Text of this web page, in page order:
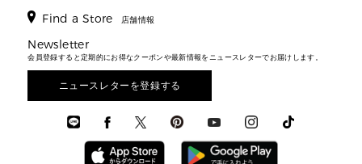
ウェア
アクセサリー
アクセサリー
メンズ バッグ
メンズ 財布・小物
メンズ シューズ
メンズ ウェア
メンズ 時計・その他
▶ メンズすべて
メンズ財布・小物
メンズアクセサリー
メンズウェア
トラベル
3 IN 1 / 2 IN 1 バッグ
▶ メンズすべて
▶ メンズすべて
▶ メンズすべて
▶ メンズすべて
▶ バッグすべて
通勤・通学アイテム
3 IN 1 バッグ
ミニ財布・フラグメントケース
財布・小物
時計・ジュエリー
アクセサリー
エディターレビュー
Find a Store 店舗情報
Newsletter
会員登録すると定期的にお得なクーポンや最新情報をニュースレターでお届けします。
ニュースレターを登録する